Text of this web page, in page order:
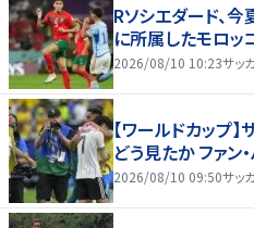
Rソシエダード、
に所属したモロ
2026/08/10 10:23サッ
【ワールドカップ
どう見たか ファン
2026/08/10 09:50サッ